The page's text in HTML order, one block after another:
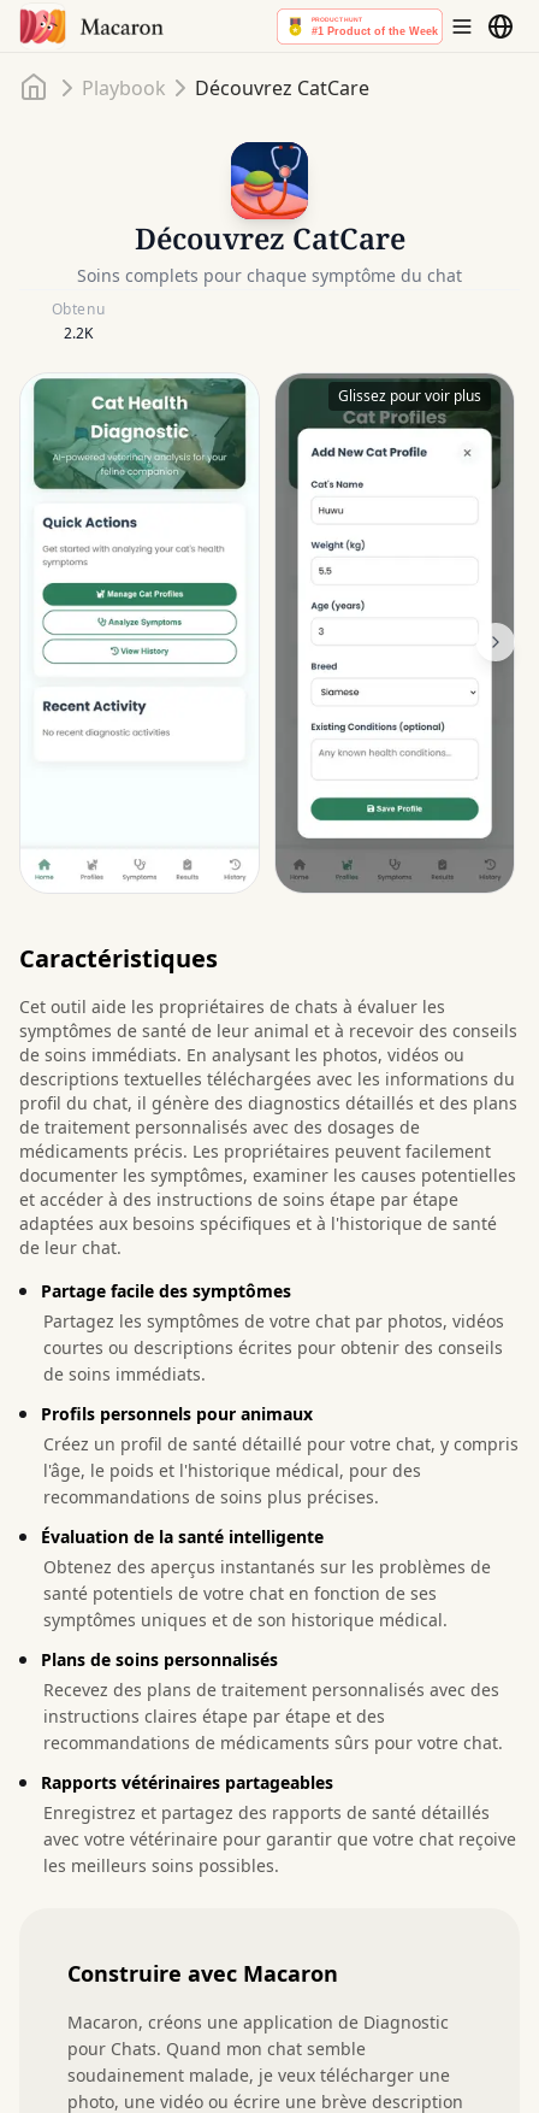
Accueil
Playbook Découvrez CatCare
Découvrez CatCare
Soins complets pour chaque symptôme du chat
Obtenu
2.2K
Glissez pour voir plus
Caractéristiques
Cet outil aide les propriétaires de chats à évaluer les
symptômes de santé de leur animal et à recevoir des conseils
de soins immédiats. En analysant les photos, vidéos ou
descriptions textuelles téléchargées avec les informations du
profil du chat, il génère des diagnostics détaillés et des plans
de traitement personnalisés avec des dosages de
médicaments précis. Les propriétaires peuvent facilement
documenter les symptômes, examiner les causes potentielles
et accéder à des instructions de soins étape par étape
adaptées aux besoins spécifiques et à l'historique de santé
de leur chat.
Partage facile des symptômes
Partagez les symptômes de votre chat par photos, vidéos
courtes ou descriptions écrites pour obtenir des conseils
de soins immédiats.
Profils personnels pour animaux
Créez un profil de santé détaillé pour votre chat, y compris
l'âge, le poids et l'historique médical, pour des
recommandations de soins plus précises.
Évaluation de la santé intelligente
Obtenez des aperçus instantanés sur les problèmes de
santé potentiels de votre chat en fonction de ses
symptômes uniques et de son historique médical.
Plans de soins personnalisés
Recevez des plans de traitement personnalisés avec des
instructions claires étape par étape et des
recommandations de médicaments sûrs pour votre chat.
Rapports vétérinaires partageables
Enregistrez et partagez des rapports de santé détaillés
avec votre vétérinaire pour garantir que votre chat reçoive
les meilleurs soins possibles.
Construire avec Macaron
Macaron, créons une application de Diagnostic
pour Chats. Quand mon chat semble
soudainement malade, je veux télécharger une
photo, une vidéo ou écrire une brève description